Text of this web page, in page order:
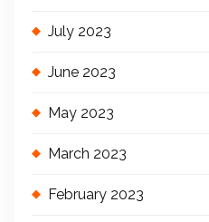
July 2023
June 2023
May 2023
March 2023
February 2023